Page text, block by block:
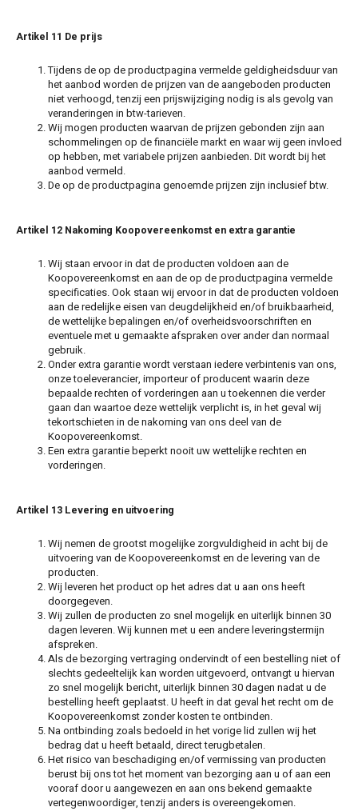
Artikel 11 De prijs
Tijdens de op de productpagina vermelde geldigheidsduur van
het aanbod worden de prijzen van de aangeboden producten
niet verhoogd, tenzij een prijswijziging nodig is als gevolg van
veranderingen in btw-tarieven.
Wij mogen producten waarvan de prijzen gebonden zijn aan
schommelingen op de financiële markt en waar wij geen invloed
op hebben, met variabele prijzen aanbieden. Dit wordt bij het
aanbod vermeld.
De op de productpagina genoemde prijzen zijn inclusief btw.
Artikel 12 Nakoming Koopovereenkomst en extra garantie
Wij staan ervoor in dat de producten voldoen aan de
Koopovereenkomst en aan de op de productpagina vermelde
specificaties. Ook staan wij ervoor in dat de producten voldoen
aan de redelijke eisen van deugdelijkheid en/of bruikbaarheid,
de wettelijke bepalingen en/of overheidsvoorschriften en
eventuele met u gemaakte afspraken over ander dan normaal
gebruik.
Onder extra garantie wordt verstaan iedere verbintenis van ons,
onze toeleverancier, importeur of producent waarin deze
bepaalde rechten of vorderingen aan u toekennen die verder
gaan dan waartoe deze wettelijk verplicht is, in het geval wij
tekortschieten in de nakoming van ons deel van de
Koopovereenkomst.
Een extra garantie beperkt nooit uw wettelijke rechten en
vorderingen.
Artikel 13 Levering en uitvoering
Wij nemen de grootst mogelijke zorgvuldigheid in acht bij de
uitvoering van de Koopovereenkomst en de levering van de
producten.
Wij leveren het product op het adres dat u aan ons heeft
doorgegeven.
Wij zullen de producten zo snel mogelijk en uiterlijk binnen 30
dagen leveren. Wij kunnen met u een andere leveringstermijn
afspreken.
Als de bezorging vertraging ondervindt of een bestelling niet of
slechts gedeeltelijk kan worden uitgevoerd, ontvangt u hiervan
zo snel mogelijk bericht, uiterlijk binnen 30 dagen nadat u de
bestelling heeft geplaatst. U heeft in dat geval het recht om de
Koopovereenkomst zonder kosten te ontbinden.
Na ontbinding zoals bedoeld in het vorige lid zullen wij het
bedrag dat u heeft betaald, direct terugbetalen.
Het risico van beschadiging en/of vermissing van producten
berust bij ons tot het moment van bezorging aan u of aan een
vooraf door u aangewezen en aan ons bekend gemaakte
vertegenwoordiger, tenzij anders is overeengekomen.